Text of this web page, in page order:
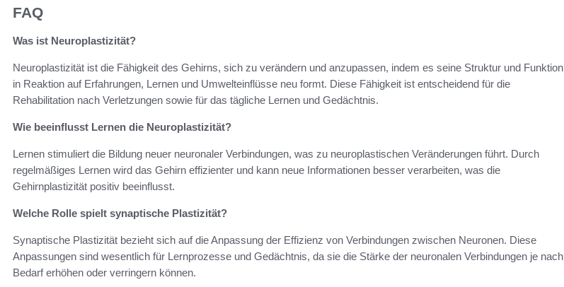
FAQ
Was ist Neuroplastizität?
Neuroplastizität ist die Fähigkeit des Gehirns, sich zu verändern und anzupassen, indem es seine Struktur und Funktion
in Reaktion auf Erfahrungen, Lernen und Umwelteinflüsse neu formt. Diese Fähigkeit ist entscheidend für die
Rehabilitation nach Verletzungen sowie für das tägliche Lernen und Gedächtnis.
Wie beeinflusst Lernen die Neuroplastizität?
Lernen stimuliert die Bildung neuer neuronaler Verbindungen, was zu neuroplastischen Veränderungen führt. Durch
regelmäßiges Lernen wird das Gehirn effizienter und kann neue Informationen besser verarbeiten, was die
Gehirnplastizität positiv beeinflusst.
Welche Rolle spielt synaptische Plastizität?
Synaptische Plastizität bezieht sich auf die Anpassung der Effizienz von Verbindungen zwischen Neuronen. Diese
Anpassungen sind wesentlich für Lernprozesse und Gedächtnis, da sie die Stärke der neuronalen Verbindungen je nach
Bedarf erhöhen oder verringern können.